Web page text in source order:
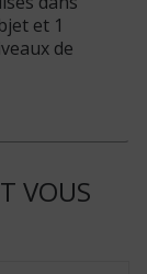
et 1
de
VOUS